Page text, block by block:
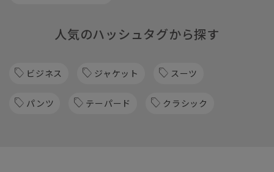
人気のハッシュタグから探す
ビジネス ジャケット スーツ
パンツ テーパード クラシック